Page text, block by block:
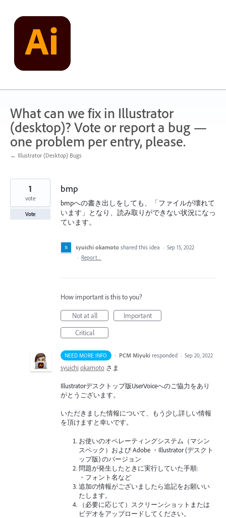
content
What can we fix in Illustrator
(desktop)? Vote or report a bug —
one problem per entry, please.
← Illustrator (Desktop) Bugs
bmp
bmpへの書き出しをしても、「ファイルが壊れて
います」となり、読み取りができない状況になっ
ています。
1
vote
Vote
syuichi okamoto shared this idea · Sep 15, 2022
· Report…
How important is this to you?
Not at all
Important
Critical
NEED MORE INFO · PCM Miyuki responded · Sep 20, 2022
syuichi okamoto さま
Illustratorデスクトップ版UserVoiceへのご協力をあり
がとうございます。
いただきました情報について、もう少し詳しい情報
を頂けますと幸いです。
お使いのオペレーティングシステム（マシン
スペック）および Adobe ・Illustrator (デスクト
ップ版) のバージョン
問題が発生したときに実行していた手順:
・フォント名など
追加の情報がございましたら追記をお願いい
たします。
（必要に応じて）スクリーンショットまたは
ビデオをアップロードしてください。